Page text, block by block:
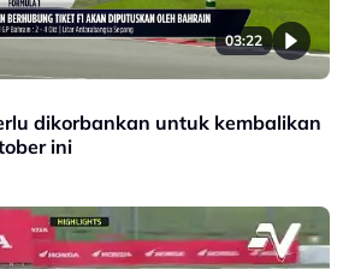
03:22
dikorbankan untuk kembalikan
ini